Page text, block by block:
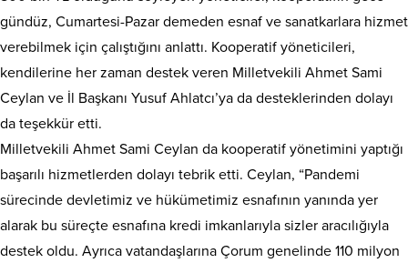
gündüz, Cumartesi-Pazar demeden esnaf ve sanatkarlara hizmet
verebilmek için çalıştığını anlattı. Kooperatif yöneticileri,
kendilerine her zaman destek veren Milletvekili Ahmet Sami
Ceylan ve İl Başkanı Yusuf Ahlatcı’ya da desteklerinden dolayı
da teşekkür etti.
Milletvekili Ahmet Sami Ceylan da kooperatif yönetimini yaptığı
başarılı hizmetlerden dolayı tebrik etti. Ceylan, “Pandemi
sürecinde devletimiz ve hükümetimiz esnafının yanında yer
alarak bu süreçte esnafına kredi imkanlarıyla sizler aracılığıyla
destek oldu. Ayrıca vatandaşlarına Çorum genelinde 110 milyon